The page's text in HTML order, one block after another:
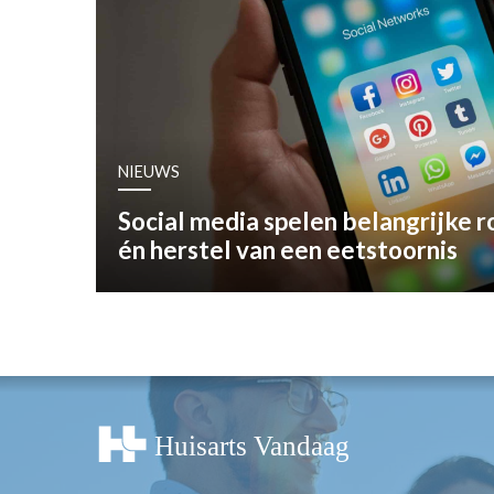
OPINIE
TARIEVEN
MEDISCHE
INLOGGEN
REGISTRATIE
NIEUWS
Social media spelen belangrijke
én herstel van een eetstoornis